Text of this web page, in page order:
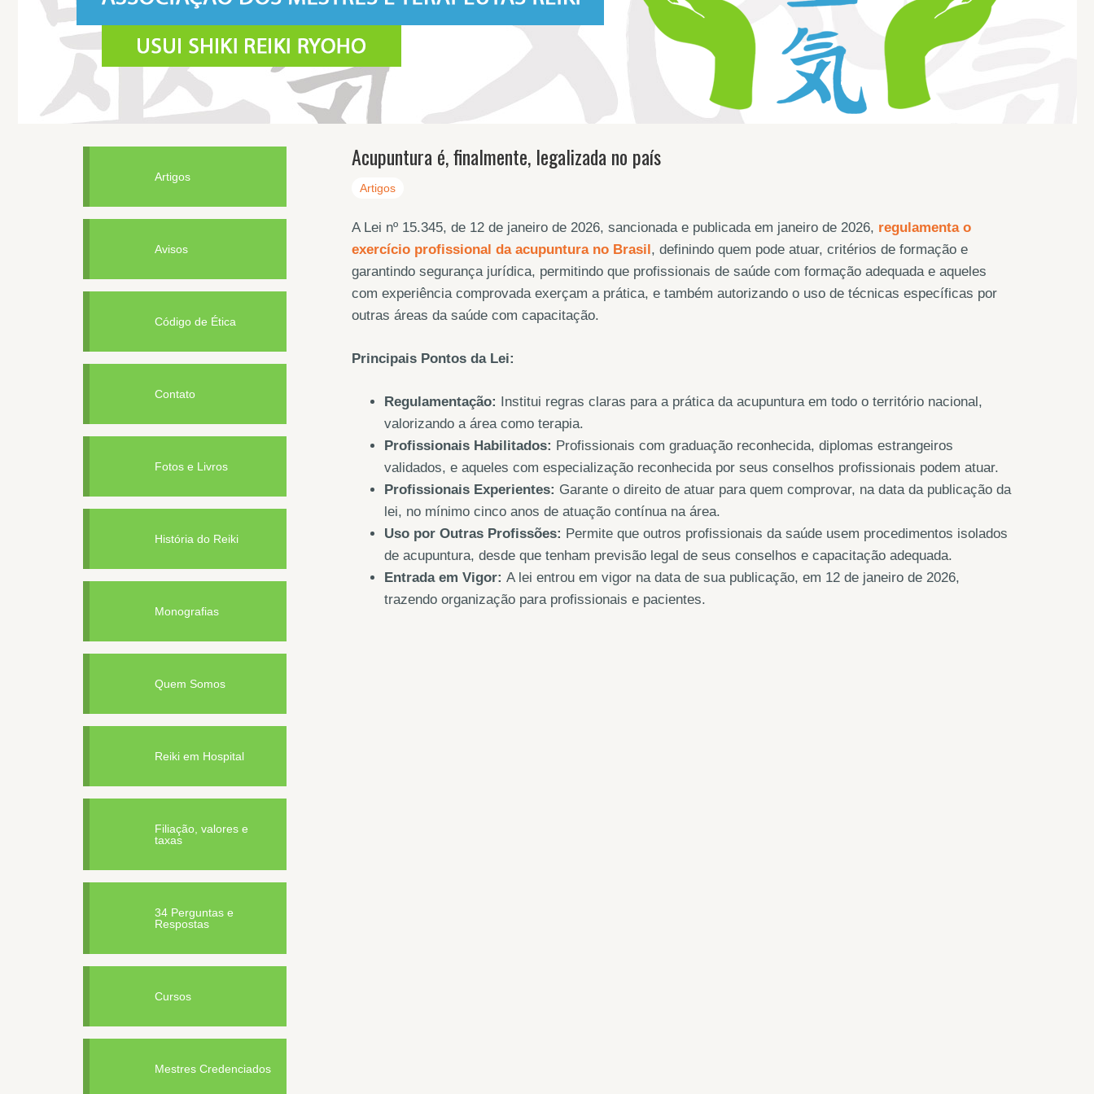
Acupuntura é, finalmente, legalizada no país
Artigos
A Lei nº 15.345, de 12 de janeiro de 2026, sancionada e publicada em janeiro de 2026, regulamenta o
exercício profissional da acupuntura no Brasil, definindo quem pode atuar, critérios de formação e
garantindo segurança jurídica, permitindo que profissionais de saúde com formação adequada e aqueles
com experiência comprovada exerçam a prática, e também autorizando o uso de técnicas específicas por
outras áreas da saúde com capacitação.
Principais Pontos da Lei:
Regulamentação: Institui regras claras para a prática da acupuntura em todo o território nacional,
valorizando a área como terapia.
Profissionais Habilitados: Profissionais com graduação reconhecida, diplomas estrangeiros
validados, e aqueles com especialização reconhecida por seus conselhos profissionais podem atuar.
Profissionais Experientes: Garante o direito de atuar para quem comprovar, na data da publicação da
lei, no mínimo cinco anos de atuação contínua na área.
Uso por Outras Profissões: Permite que outros profissionais da saúde usem procedimentos isolados
de acupuntura, desde que tenham previsão legal de seus conselhos e capacitação adequada.
Entrada em Vigor: A lei entrou em vigor na data de sua publicação, em 12 de janeiro de 2026,
trazendo organização para profissionais e pacientes.
Artigos
Avisos
Código de Ética
Contato
Fotos e Livros
História do Reiki
Monografias
Quem Somos
Reiki em Hospital
Filiação, valores e
taxas
34 Perguntas e
Respostas
Cursos
Mestres Credenciados